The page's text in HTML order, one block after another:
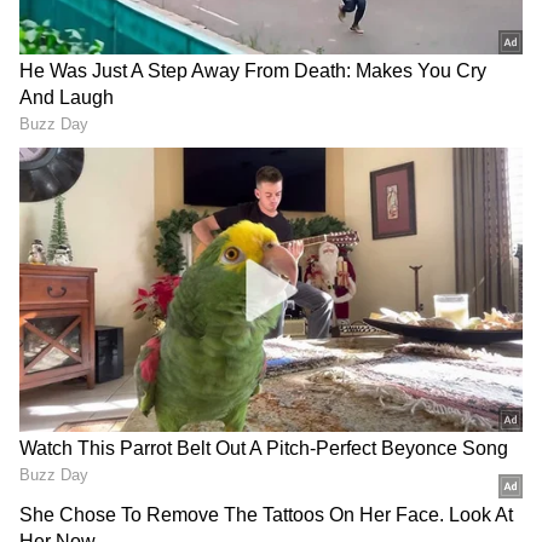
ಅಪರಿಚಿತ ಕರೆಗಳ ಕಾಲರ್‌ ಐಡಿ ತೋರಿಸುವ ವ್ಯವಸ್ಥೆ ಜಾರಿಗೆ
ಸಿದ್ಧತೆಗಳು ಆರಂಭವಾಗಿವೆ ಎಂದು ಟ್ರಾಯ್‌ ಚೇರ್ಮನ್‌
ಪಿ.ಡಿ.ವಘೇಲಾ ಖಚಿತಪಡಿಸಿದ್ದಾರೆ.
ಸ್ಟಾರ್ಟ್‌ಅಪ್‌ಗಳು ಬಂದಿದ್ಯಾ? ಭವಿಷ್ಯವನ್ನು ಬದಲಿಸುವ
ಟೆಕ್‌ ಪಾಲಿಸಿ ಯಾವುದು? ಇವುಗಳ ಇಂಚಿಂಚೂ ಮಾಹಿತಿ
ಸಿಗಲಿದೆ. ಟೆಕ್‌ ಎಕ್ಸ್‌ಪ್ಲೇನರ್ಸ್‌ ಹಾಗೂ ಗ್ಯಾಜೆಟ್‌ ಡೆಮೋ
ವಿಡಿಯೋಗಳು ಕೂಡ ನೀವು ಕಾಣಬಹುದು.